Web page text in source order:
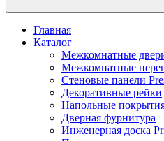
Главная
Каталог
Межкомнатные
Межкомнатные
Стеновые панели
Декоративные рейки
Напольные
Дверная фурнитура
Инженерная доска